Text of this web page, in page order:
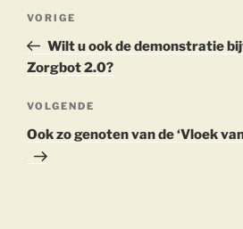
Vorig
bericht
VORIGE
Wilt u ook de demonstratie
Zorgbot 2.0?
Volgend
bericht
VOLGENDE
Ook zo genoten van de ‘Vloek